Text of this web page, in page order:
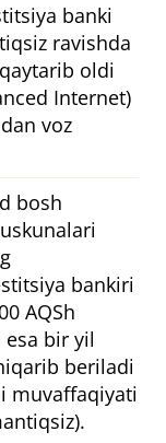
banki
ravishda
oldi
Internet)
voz
bosh
bankiri
AQSh
bir yil
beriladi
muvaffaqiyati